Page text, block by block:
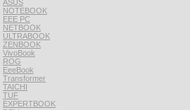
ASUS
NOTEBOOK
EEE PC
NETBOOK
ULTRABOOK
ZENBOOK
VivoBook
ROG
EeeBook
Transformer
TAICHI
TUF
EXPERTBOOK